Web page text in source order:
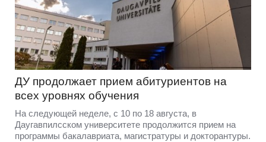
ДУ продолжает прием абитуриентов на
всех уровнях обучения
На следующей неделе, с 10 по 18 августа, в
Даугавпилсском университете продолжится прием на
программы бакалавриата, магистратуры и докторантуры.